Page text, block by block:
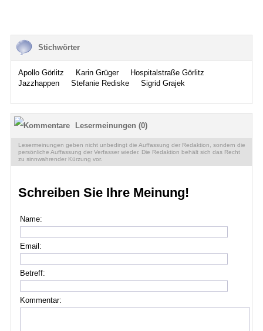
Stichwörter
Apollo Görlitz Karin Grüger
Hospitalstraße Görlitz
Jazzhappen
Stefanie Rediske Sigrid Grajek
Lesermeinungen (0)
Lesermeinungen geben nicht unbedingt die Auffassung der Redaktion, sondern die
persönliche Auffassung der Verfasser wieder. Die Redaktion behält sich das Recht
zu sinnwahrender Kürzung vor.
Schreiben Sie Ihre Meinung!
Name:
Email:
Betreff:
Kommentar: